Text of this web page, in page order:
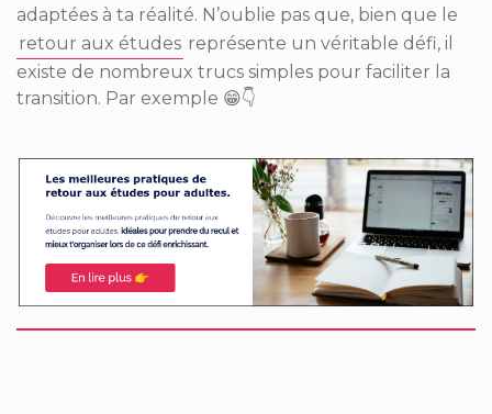
adaptées à ta réalité. N’oublie pas que, bien que le
retour aux études représente un véritable défi, il
existe de nombreux trucs simples pour faciliter la
transition. Par exemple 😁👇